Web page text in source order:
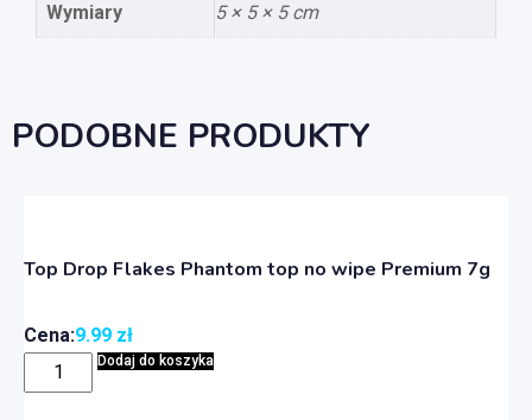
Wymiary 5 × 5 × 5 cm
PODOBNE PRODUKTY
Top Drop Flakes Phantom top no wipe Premium 7g
Cena:9.99 zł
Dodaj do koszyka